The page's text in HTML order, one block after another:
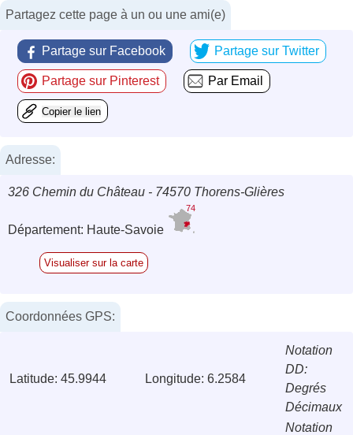
Partagez cette page à un ou une ami(e)
Partage sur Facebook Partage sur Twitter
Partage sur Pinterest Par Email
Copier le lien
Adresse:
326 Chemin du Château - 74570 Thorens-Glières
Département: Haute-Savoie
74
Visualiser sur la carte
Coordonnées GPS:
Latitude: 45.9944 Longitude: 6.2584
Notation
DD:
Degrés
Décimaux
Notation